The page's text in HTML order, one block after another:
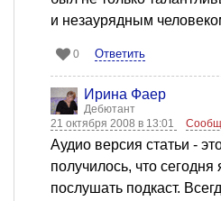
и незаурядным
0 Ответить
Ирина Фаер
Дебютант
21 октября 2008 в 13:01
Аудио версия статьи -
получилось, что
послушать подкаст.